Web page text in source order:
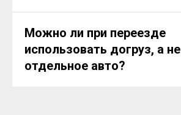
Можно ли при переезде
использовать догруз, а не
отдельное авто?